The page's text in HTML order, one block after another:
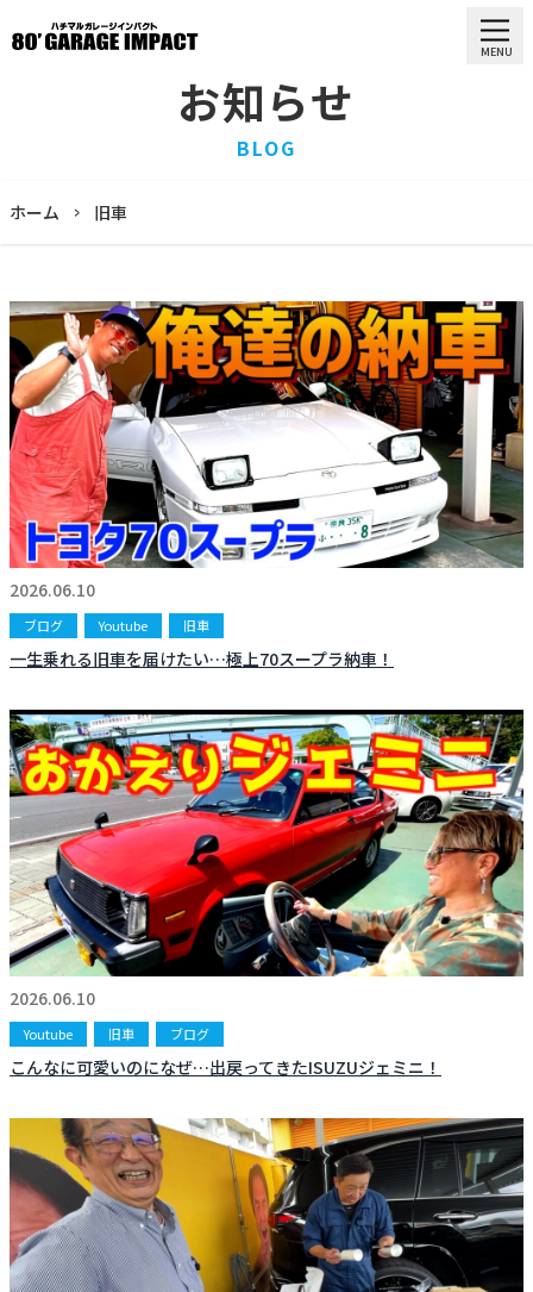
MENU
HOME
ホーム
RECRUIT
求人情報
STAFF
スタッフ
COMPANY
会社概要
BLOG
お知らせ
お知らせ
BLOG
ホーム 旧車
2026.06.10
ブログ Youtube 旧車
一生乗れる旧車を届けたい…極上70スープラ納車！
2026.06.10
Youtube 旧車 ブログ
こんなに可愛いのになぜ…出戻ってきたISUZUジェミニ！